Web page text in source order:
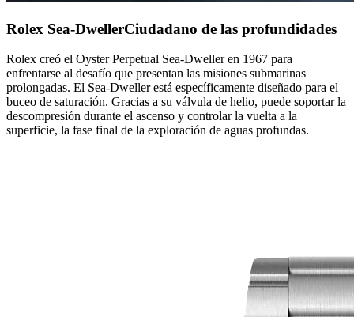
Rolex Sea-DwellerCiudadano de las profundidades
Rolex creó el Oyster Perpetual Sea-Dweller en 1967 para
enfrentarse al desafío que presentan las misiones submarinas
prolongadas. El Sea-Dweller está específicamente diseñado para el
buceo de saturación. Gracias a su válvula de helio, puede soportar la
descompresión durante el ascenso y controlar la vuelta a la
superficie, la fase final de la exploración de aguas profundas.